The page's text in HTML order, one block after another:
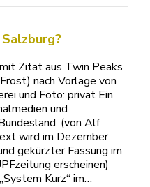
Zitat aus Twin Peaks
nach Vorlage von
und Foto: privat Ein
und
(von Alf
wird im Dezember
gekürzter Fassung im
erscheinen)
Kurz“ im…